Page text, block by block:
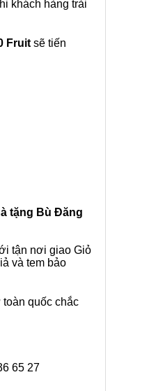
khách hàng trải
Fruit sẽ tiến
tặng Bù Đăng
tận nơi giao Giỏ
và tem bảo
quốc chắc
65 27